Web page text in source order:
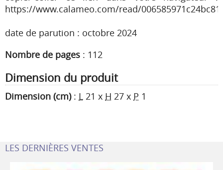
https://www.calameo.com/read/
date de parution : octobre 2024
Nombre de pages : 112
Dimension du produit
Dimension (cm): L 21 x H 27 x P 1
LES DERNIÈRES VENTES